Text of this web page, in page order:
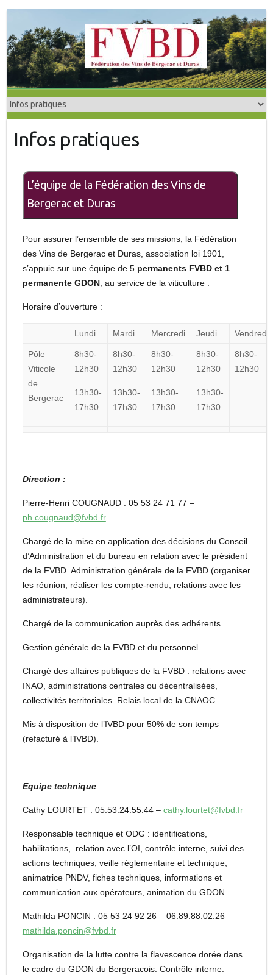
Infos pratiques
L’équipe de la Fédération des Vins de
Bergerac et Duras
Pour assurer l’ensemble de ses missions, la Fédération
des Vins de Bergerac et Duras, association loi 1901,
s’appuie sur une équipe de 5permanents FVBD et 1
permanente GDON, au service de la viticulture :
Horaire d’ouverture :
Lundi Mardi Mercredi Jeudi Vendredi
Pôle
Viticole
de
Bergerac
8h30-
12h30
13h30-
17h30
8h30-
12h30
13h30-
17h30
8h30-
12h30
13h30-
17h30
8h30-
12h30
13h30-
17h30
8h30-
12h30
Direction :
Pierre-Henri COUGNAUD : 05 53 24 71 77 –
ph.cougnaud@fvbd.fr
Chargé de la mise en application des décisions du Conseil
d’Administration et du bureau en relation avec le président
de la FVBD. Administration générale de la FVBD (organiser
les réunion, réaliser les compte-rendu, relations avec les
administrateurs).
Chargé de la communication auprès des adhérents.
Gestion générale de la FVBD et du personnel.
Chargé des affaires publiques de la FVBD : relations avec
INAO, administrations centrales ou décentralisées,
collectivités territoriales. Relais local de la CNAOC.
Mis à disposition de l’IVBD pour 50% de son temps
(refacturé à l’IVBD).
Equipe technique
Cathy LOURTET : 05.53.24.55.44 – cathy.lourtet@fvbd.fr
Responsable technique et ODG : identifications,
habilitations, relation avec l’OI, contrôle interne, suivi des
actions techniques, veille réglementaire et technique,
animatrice PNDV, fiches techniques, informations et
communication aux opérateurs, animation du GDON.
Mathilda PONCIN : 05 53 24 92 26 – 06.89.88.02.26 –
mathilda.poncin@fvbd.fr
Organisation de la lutte contre la flavescence dorée dans
le cadre du GDON du Bergeracois. Contrôle interne.